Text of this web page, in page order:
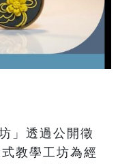
」透過公開徵
教學工坊為經